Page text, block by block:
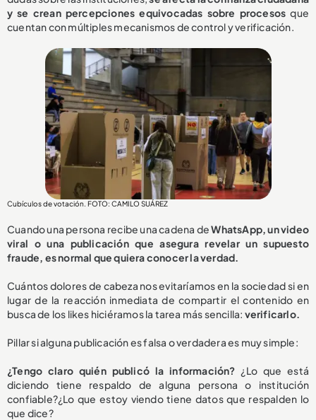
y se crean percepciones equivocadas sobre procesos que
cuentan con múltiples mecanismos de control y verificación.
Cubículos de votación. FOTO: CAMILO SUÁREZ
Cuando una persona recibe una cadena deWhatsApp, un video
viral o una publicación que asegura revelar un supuesto
fraude, es normal que quiera conocer la verdad.
Cuántos dolores de cabeza nos evitaríamos en la sociedad si en
lugar de la reacción inmediata de compartir el contenido en
busca de los likes hiciéramos la tarea más sencilla: verificarlo.
Pillar si alguna publicación es falsa o verdadera es muy simple:
¿Tengo claro quién publicó la información? ¿Lo que está
diciendo tiene respaldo de alguna persona o institución
confiable?¿Lo que estoy viendo tiene datos que respalden lo
que dice?